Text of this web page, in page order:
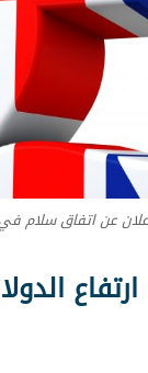
عن اتفاق سلام